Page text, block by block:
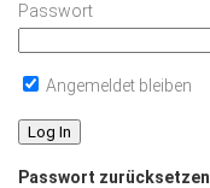
Passwort
Angemeldet bleiben
Passwort zurücksetzen